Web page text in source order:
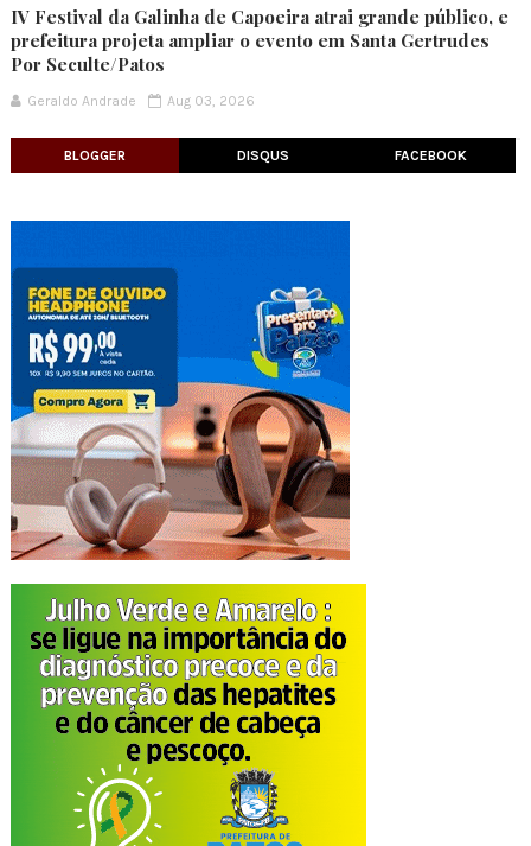
IV Festival da Galinha de Capoeira atrai grande público, e
prefeitura projeta ampliar o evento em Santa Gertrudes
Por Seculte/Patos
Geraldo Andrade Aug 03, 2026
BLOGGER DISQUS FACEBOOK